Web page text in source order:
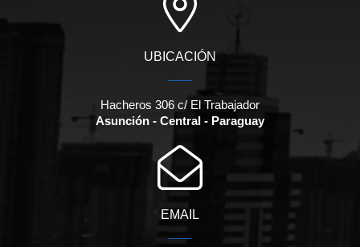
UBICACIÓN
Hacheros 306 c/ El Trabajador
Asunción - Central - Paraguay
EMAIL